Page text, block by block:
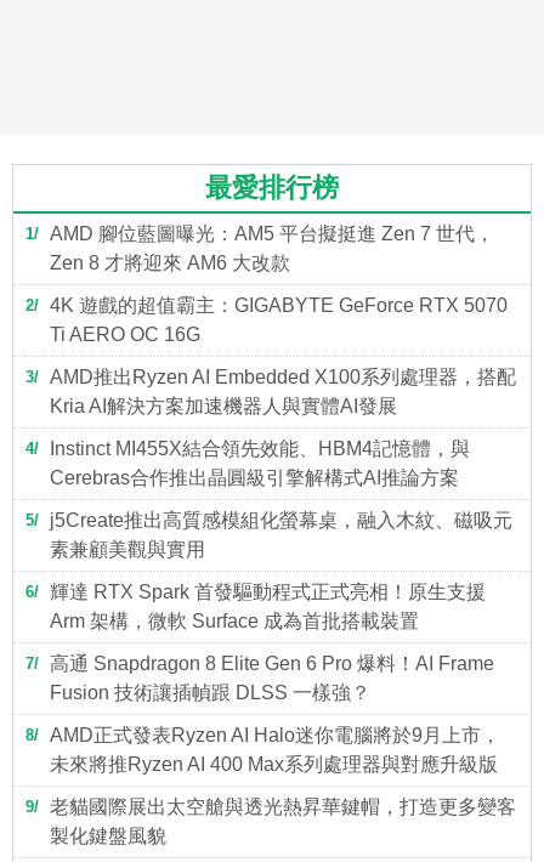
最愛排行榜
1
AMD 腳位藍圖曝光：AM5 平台擬挺進 Zen 7 世代，
Zen 8 才將迎來 AM6 大改款
2
4K 遊戲的超值霸主：GIGABYTE GeForce RTX 5070
Ti AERO OC 16G
3
AMD推出Ryzen AI Embedded X100系列處理器，搭配
Kria AI解決方案加速機器人與實體AI發展
4
Instinct MI455X結合領先效能、HBM4記憶體，與
Cerebras合作推出晶圓級引擎解構式AI推論方案
5
j5Create推出高質感模組化螢幕桌，融入木紋、磁吸元
素兼顧美觀與實用
6
輝達 RTX Spark 首發驅動程式正式亮相！原生支援
Arm 架構，微軟 Surface 成為首批搭載裝置
7
高通 Snapdragon 8 Elite Gen 6 Pro 爆料！AI Frame
Fusion 技術讓插幀跟 DLSS 一樣強？
8
AMD正式發表Ryzen AI Halo迷你電腦將於9月上市，
未來將推Ryzen AI 400 Max系列處理器與對應升級版
9
老貓國際展出太空艙與透光熱昇華鍵帽，打造更多變客
製化鍵盤風貌